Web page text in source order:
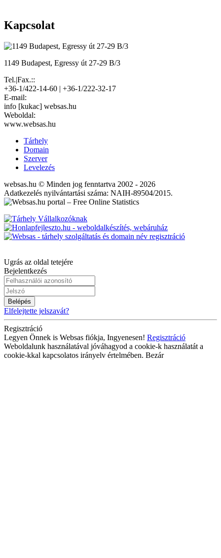
Kapcsolat
1149 Budapest, Egressy út 27-29 B/3
Tel.|Fax.::
+36-1/422-14-60 | +36-1/222-32-17
E-mail:
info [kukac] websas.hu
Weboldal:
www.websas.hu
Tárhely
Domain
Szerver
Levelezés
websas.hu © Minden jog fenntartva 2002 - 2026
Adatkezelés nyilvántartási száma: NAIH-89504/2015.
Ugrás az oldal tetejére
Bejelentkezés
Belépés
Elfelejtette jelszavát?
Regisztráció
Legyen Önnek is Websas fiókja, Ingyenesen! Regisztráció
Weboldalunk használatával jóváhagyod a cookie-k használatát a
cookie-kkal kapcsolatos irányelv értelmében. Bezár